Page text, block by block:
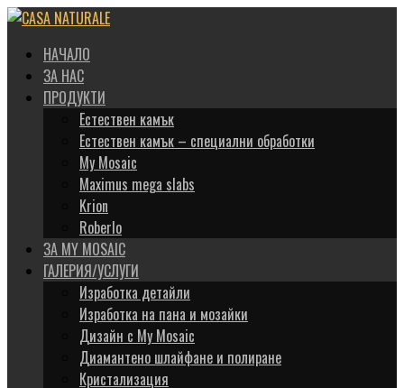
НАЧАЛО
ЗА НАС
ПРОДУКТИ
Естествен камък
Естествен камък – специални обработки
My Mosaic
Maximus mega slabs
Krion
Roberlo
ЗА MY MOSAIC
ГАЛЕРИЯ/УСЛУГИ
Изработка детайли
Изработка на пана и мозайки
Дизайн с My Mosaic
Диамантено шлайфане и полиране
Кристализация
Научи повече